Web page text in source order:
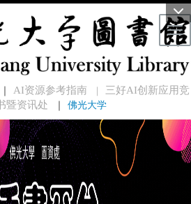
｜ AI资源参考指南
三好AI创新应用竞
暨资讯处 ｜ 佛光大学